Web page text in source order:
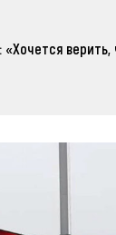
верить,